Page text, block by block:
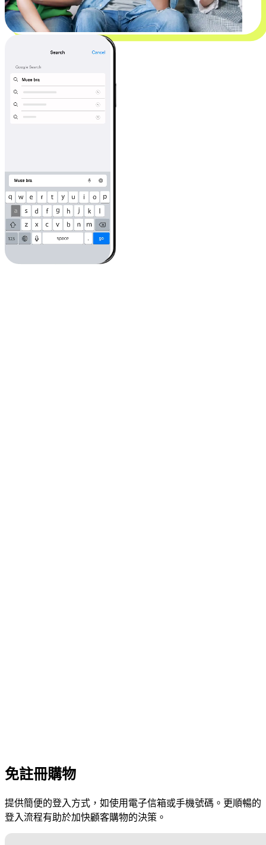
免註冊購物
提供簡便的登入方式，如使用電子信箱或手機號碼。更順暢的
登入流程有助於加快顧客購物的決策。